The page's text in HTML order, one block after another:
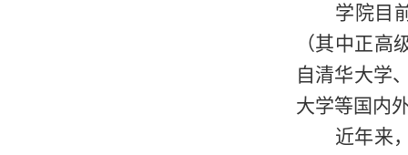
学院 目
（其中正
自清华大学
大学等国内
近年来